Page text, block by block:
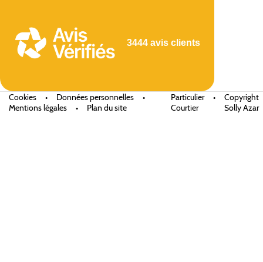
3444 avis clients
Cookies • Données personnelles
•
Mentions légales
• Plan du site
Particulier
•
Courtier
Copyright
Solly Azar